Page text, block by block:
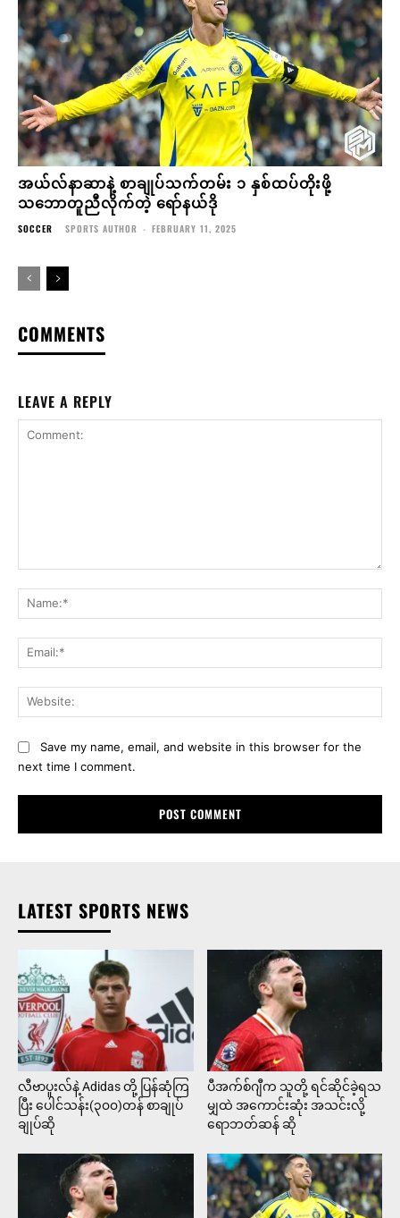
အယ်လ်နာဆာနဲ့ စာချုပ်သက်တမ်း ၁ နှစ်ထပ်တိုးဖို့
သဘောတူညီလိုက်တဲ့ ရော်နယ်ဒို
SOCCER SPORTS AUTHOR - FEBRUARY 11, 2025
COMMENTS
LEAVE A REPLY
Save my name, email, and website in this browser for the
next time I comment.
LATEST SPORTS NEWS
လီဗာပူးလ်နဲ့ Adidas တို့ ပြန်ဆုံကြ
ပြီး ပေါင်သန်း(၃၀၀)တန် စာချုပ်
ချုပ်ဆို
ပီအက်စ်ဂျီက သူတို့ ရင်ဆိုင်ခဲ့ရသ
မျှထဲ အကောင်းဆုံး အသင်းလို့
ရောဘတ်ဆန် ဆို